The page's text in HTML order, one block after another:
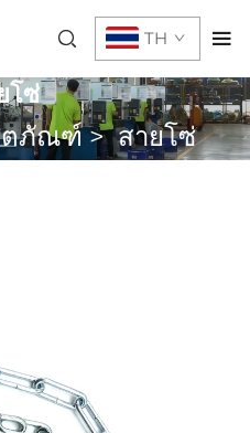
TH
โซ่
ตภัณฑ์>สายโซ่